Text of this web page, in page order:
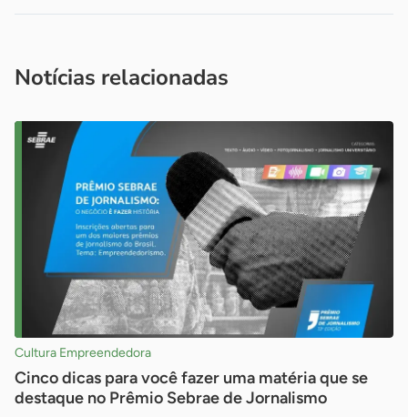
Notícias relacionadas
Cultura Empreendedora
Cinco dicas para você fazer uma matéria que se
destaque no Prêmio Sebrae de Jornalismo